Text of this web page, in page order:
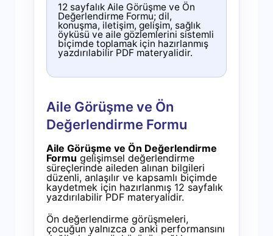
12 sayfalık Aile Görüşme ve Ön
Değerlendirme Formu; dil,
konuşma, iletişim, gelişim, sağlık
öyküsü ve aile gözlemlerini sistemli
biçimde toplamak için hazırlanmış
yazdırılabilir PDF materyalidir.
Aile Görüşme ve Ön
Değerlendirme Formu
Aile Görüşme ve Ön Değerlendirme
Formu gelişimsel değerlendirme
süreçlerinde aileden alınan bilgileri
düzenli, anlaşılır ve kapsamlı biçimde
kaydetmek için hazırlanmış 12 sayfalık
yazdırılabilir PDF materyalidir.
Ön değerlendirme görüşmeleri,
çocuğun yalnızca o anki performansını